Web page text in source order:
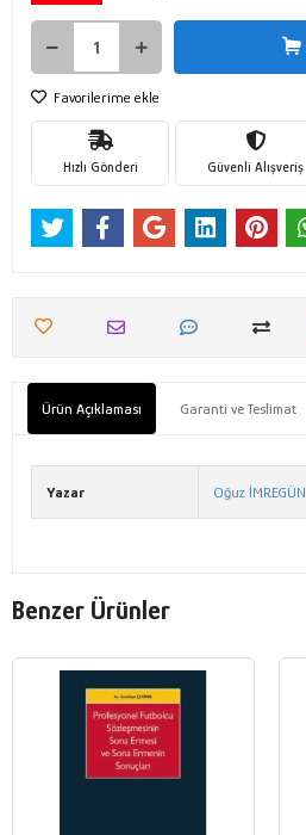
Favorilerime ekle
Hızlı Gönderi Güvenli Alışveriş
Ürün Açıklaması Garanti ve Teslimat
Yazar Oğuz İMREGÜN
Benzer Ürünler